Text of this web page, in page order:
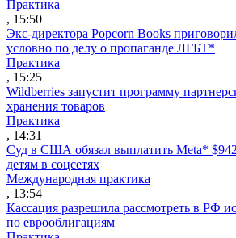
Практика
, 15:50
Экс-директора Popcorn Books
условно по делу о пропаганде ЛГБТ*
Практика
, 15:25
Wildberries запустит программу
хранения товаров
Практика
, 14:31
Суд в США обязал выплатить Meta* $942
детям в соцсетях
Международная практика
, 13:54
Кассация разрешила рассмотреть в РФ
по еврооблигациям